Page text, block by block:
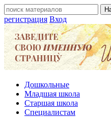
регистрация Вход
Дошкольные
Младшая школа
Старшая школа
Специалистам